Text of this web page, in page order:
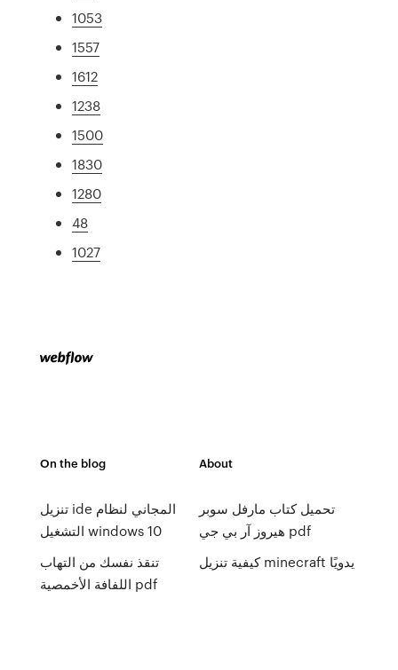
1053
1557
1612
1238
1500
1830
1280
48
1027
On the blog
تنزيل ide المجاني لنظام
التشغيل windows 10
تنقذ نفسك من التهاب
اللفافة الأخمصية pdf
About
تحميل كتاب مارفل سوبر
هيروز آر بي جي pdf
كيفية تنزيل minecraft يدويًا